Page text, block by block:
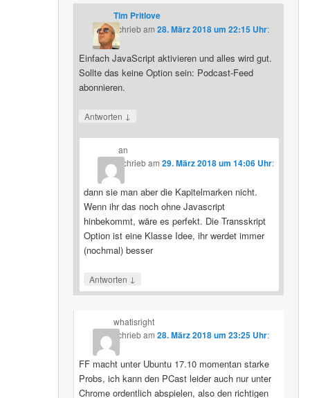
Tim Pritlove
schriebam 28. März 2018 um 22:15 Uhr:
Einfach JavaScript aktivieren und alles wird gut.
Sollte das keine Option sein: Podcast-Feed
abonnieren.
Antworten ↓
an
schriebam29. März 2018 um 14:06 Uhr:
dann sie man aber die Kapitelmarken nicht.
Wenn ihr das noch ohne Javascript
hinbekommt, wäre es perfekt. Die Transskript
Option ist eine Klasse Idee, ihr werdet immer
(nochmal) besser
Antworten ↓
whatisright
schriebam 28. März 2018 um 23:25 Uhr:
FF macht unter Ubuntu 17.10 momentan starke
Probs, ich kann den PCast leider auch nur unter
Chrome ordentlich abspielen, also den richtigen